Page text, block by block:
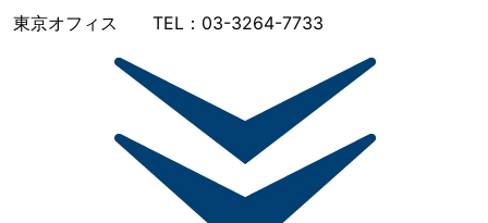
東京オフィス TEL：03-3264-7733